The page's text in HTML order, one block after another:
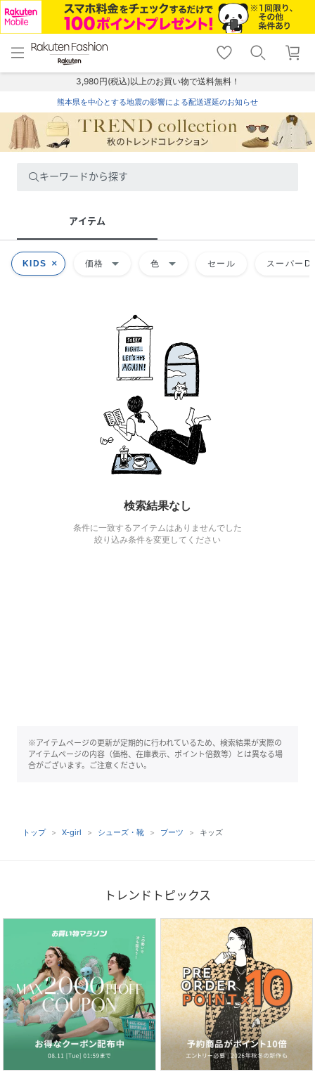
menu home
トップ
shopping_cart lock_outline
ログイン
3,980円(税込)以上のお買い物で送料無料！
熊本県を中心とする地震の影響による配送遅延のお知らせ
キーワードから探す
アイテム
KIDS 価格 arrow_drop_down 色 arrow_drop_down セール スーパー
検索結果なし
条件に一致するアイテムはありませんでした
絞り込み条件を変更してください
※アイテムページの更新が定期的に行われているため、検索結果が実際の
アイテムページの内容（価格、在庫表示、ポイント倍数等）とは異なる場
合がございます。ご注意ください。
トップ X-girl シューズ・靴 ブーツ キッズ
トレンドトピックス